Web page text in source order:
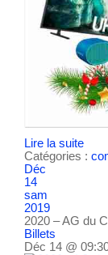
Lire la suite
Catégories :
Déc
14
sam
2019
2020 – AG du
Billets
Déc 14 @